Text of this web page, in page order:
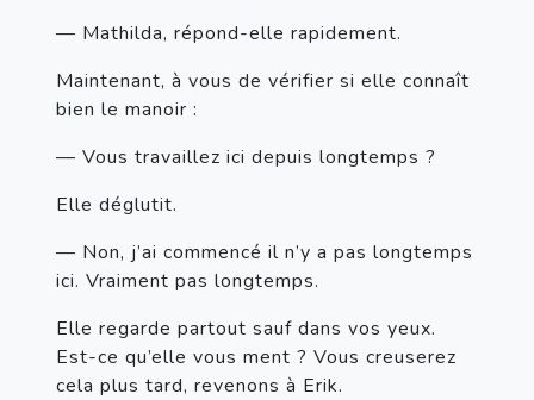
— Mathilda, répond-elle rapidement.
Maintenant, à vous de vérifier si elle connaît
bien le manoir :
— Vous travaillez ici depuis longtemps ?
Elle déglutit.
— Non, j’ai commencé il n’y a pas longtemps
ici. Vraiment pas longtemps.
Elle regarde partout sauf dans vos yeux.
Est-ce qu’elle vous ment ? Vous creuserez
cela plus tard, revenons à Erik.